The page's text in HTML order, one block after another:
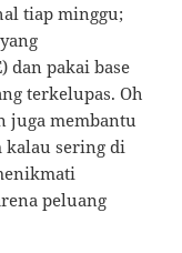
tiap minggu;
dan pakai base
terkelupas. Oh
juga membantu
kalau sering di
peluang